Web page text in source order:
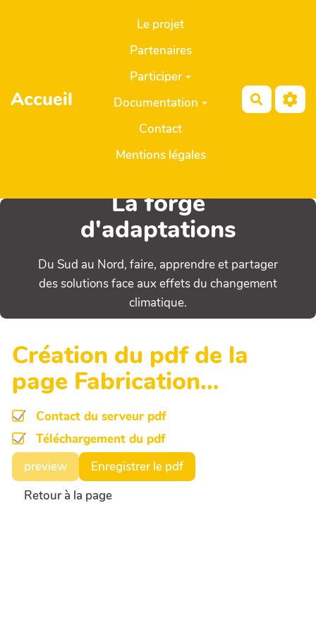
Aller au contenu principal
Accueil
Le projet
Partenaires
Participer
Documentation
Contact
Mentions légales
La forge
d'adaptations
Du Sud au Nord, faire, apprendre et partager
des solutions face aux effets du changement
climatique.
Création du pdf de la
page Fabrication…
Contact du serveur pdf
Téléchargement du pdf
preview
Enregistrer le pdf
Retour à la page